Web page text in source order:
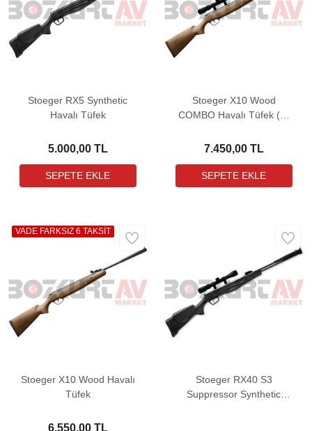
Stoeger RX5 Synthetic
Havalı Tüfek
5.000,00 TL
Stoeger X10 Wood
COMBO Havalı Tüfek (3-
7.450,00 TL
Stoeger X10 Wood Havalı
Tüfek
6.550,00 TL
VADE FARKSIZ 6 TAKSİT
Stoeger RX40 S3
Suppressor Synthetic